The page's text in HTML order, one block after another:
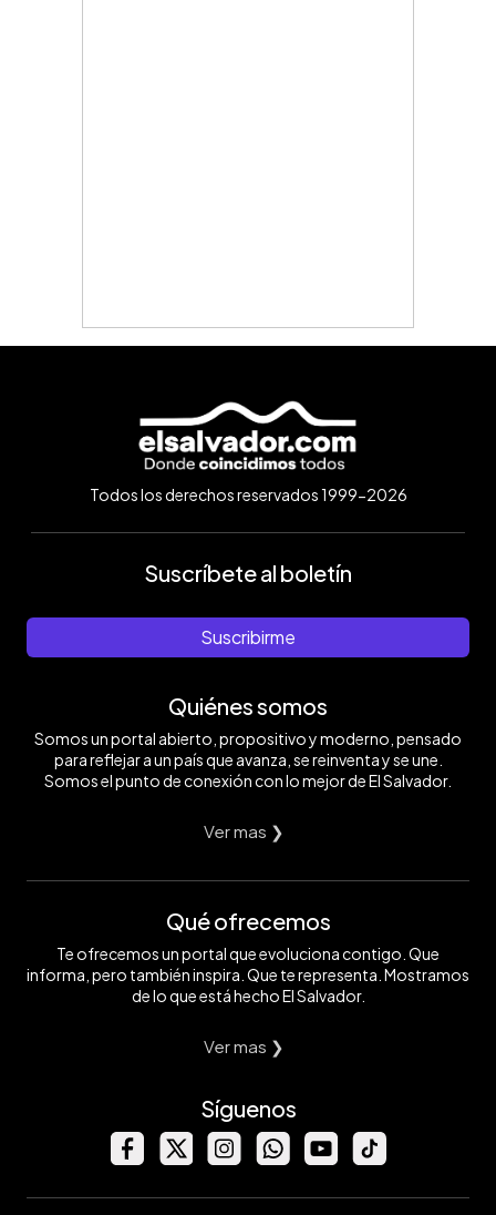
Todos los derechos reservados 1999-2026
Suscríbete al boletín
Suscribirme
Quiénes somos
Somos un portal abierto, propositivo y moderno, pensado
para reflejar a un país que avanza, se reinventa y se une.
Somos el punto de conexión con lo mejor de El Salvador.
Ver mas ❯
Qué ofrecemos
Te ofrecemos un portal que evoluciona contigo. Que
informa, pero también inspira. Que te representa. Mostramos
de lo que está hecho El Salvador.
Ver mas ❯
Síguenos